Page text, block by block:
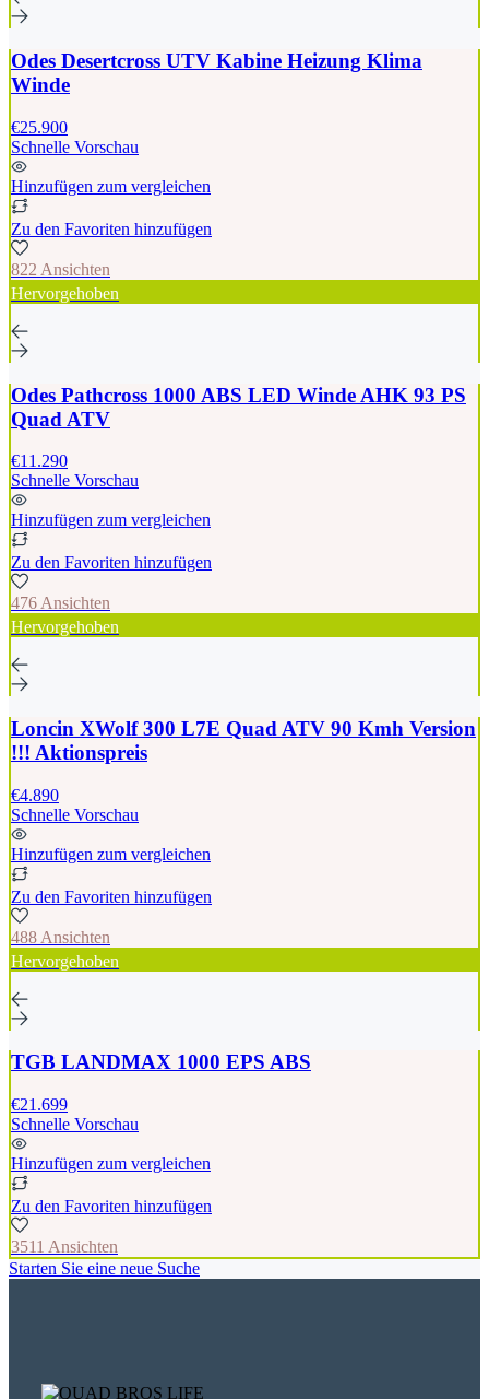
Odes Desertcross UTV Kabine Heizung Klima
Winde
€25.900
Schnelle Vorschau
Hinzufügen zum vergleichen
Zu den Favoriten hinzufügen
822 Ansichten
Hervorgehoben
Odes Pathcross 1000 ABS LED Winde AHK 93 PS
Quad ATV
€11.290
Schnelle Vorschau
Hinzufügen zum vergleichen
Zu den Favoriten hinzufügen
476 Ansichten
Hervorgehoben
Loncin XWolf 300 L7E Quad ATV 90 Kmh Version
!!! Aktionspreis
€4.890
Schnelle Vorschau
Hinzufügen zum vergleichen
Zu den Favoriten hinzufügen
488 Ansichten
Hervorgehoben
TGB LANDMAX 1000 EPS ABS
€21.699
Schnelle Vorschau
Hinzufügen zum vergleichen
Zu den Favoriten hinzufügen
3511 Ansichten
Starten Sie eine neue Suche